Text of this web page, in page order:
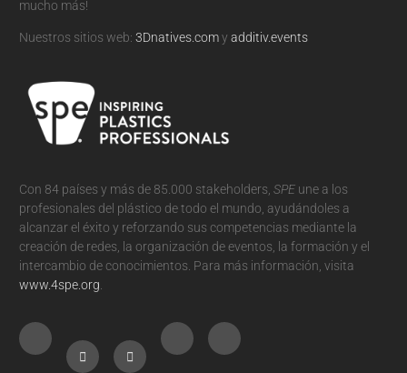
mucho más!
Nuestros sitios web: 3Dnatives.comy additiv.events
Con 84 países y más de 85.000 stakeholders, SPEune a los
profesionales del plástico de todo el mundo, ayudándoles a
alcanzar el éxito y reforzando sus competencias mediante la
creación de redes, la organización de eventos, la formación y el
intercambio de conocimientos. Para más información, visita
www.4spe.org